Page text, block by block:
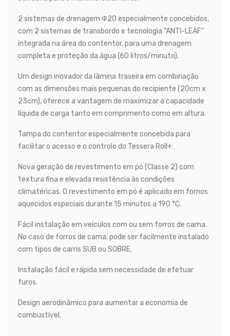
2 sistemas de drenagem Φ20 especialmente concebidos,
com 2 sistemas de transbordo e tecnologia "ANTI-LEAF"
integrada na área do contentor, para uma drenagem
completa e proteção da água (60 litros/minuto).
Um design inovador da lâmina traseira em combinação
com as dimensões mais pequenas do recipiente (20cm x
23cm), oferece a vantagem de maximizar a capacidade
líquida de carga tanto em comprimento como em altura.
Tampa do contentor especialmente concebida para
facilitar o acesso e o controlo do Tessera Roll+.
Nova geração de revestimento em pó (Classe 2) com
textura fina e elevada resistência às condições
climatéricas. O revestimento em pó é aplicado em fornos
aquecidos especiais durante 15 minutos a 190 °C.
Fácil instalação em veículos com ou sem forros de cama.
No caso de forros de cama, pode ser facilmente instalado
com tipos de carris SUB ou SOBRE.
Instalação fácil e rápida sem necessidade de efetuar
furos.
Design aerodinâmico para aumentar a economia de
combustível.